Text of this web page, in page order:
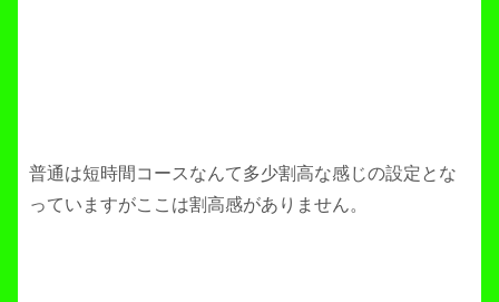
普通は短時間コースなんて多少割高な感じの設定とな
っていますがここは割高感がありません。